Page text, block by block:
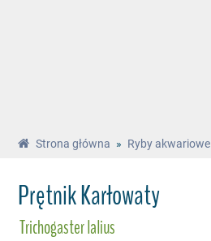
Strona główna » Ryby akwariowe
Prętnik Karłowaty
Trichogaster lalius